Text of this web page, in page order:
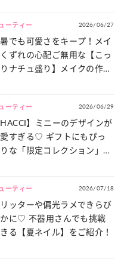
ーティー 2026/06/27
でも可愛さをキープ！メイ
ずれの心配ご無用な【こっ
ナチュ盛り】メイクの作り
ーティー 2026/06/29
HACCI】ミニーのデザインが
すぎる♡ ギフトにもぴっ
な「限定コレクション」が
ーティー 2026/07/18
ッターや偏光ラメできらび
に♡ 不器用さんでも挑戦
る【夏ネイル】をご紹介！